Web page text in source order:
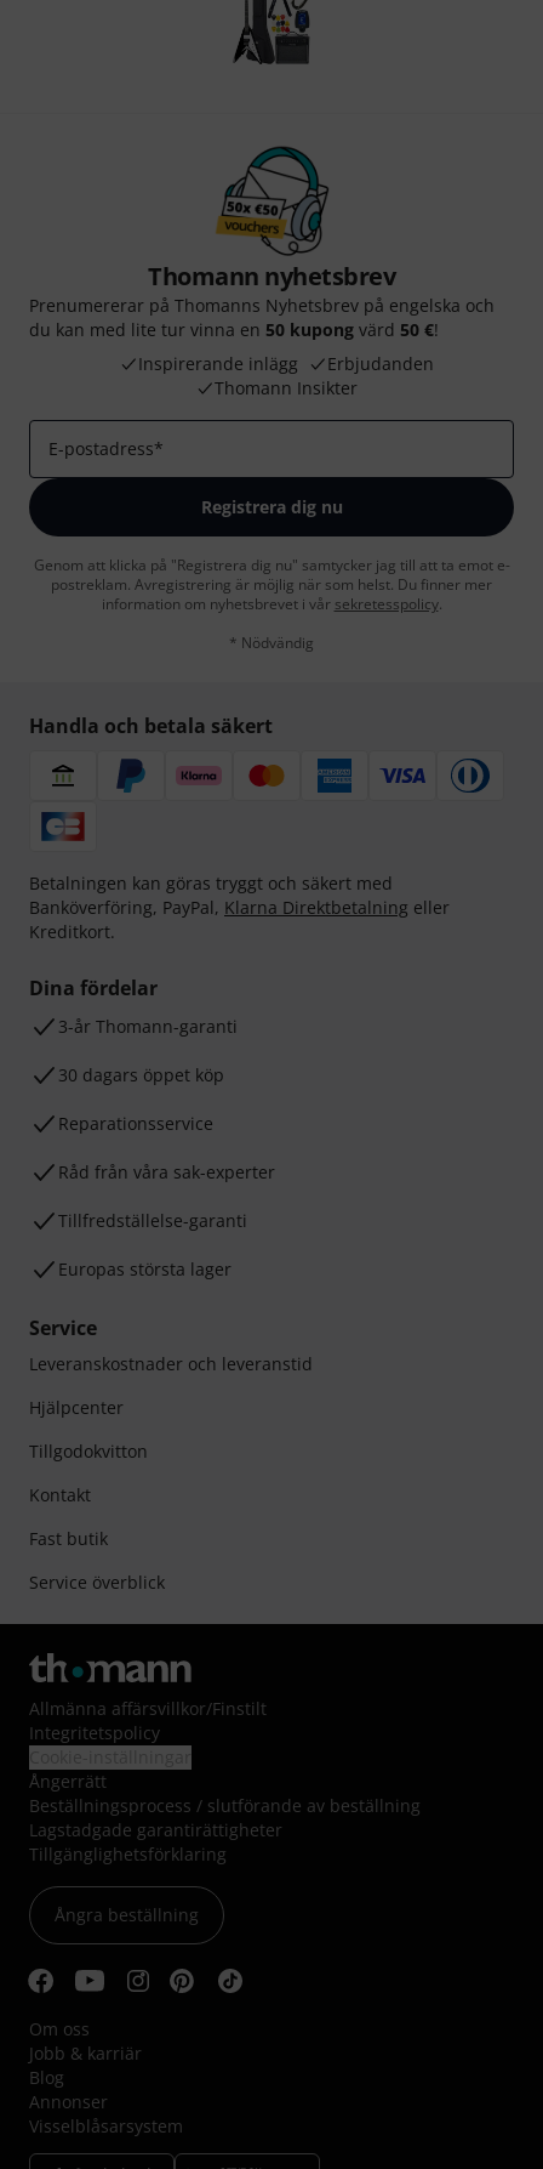
Thomann nyhetsbrev
Prenumererar på Thomanns Nyhetsbrev på engelska och
du kan med lite tur vinna en 50 kupong värd 50 €!
Inspirerande inlägg
Erbjudanden
Thomann Insikter
E-postadress*
Registrera dig nu
Genom att klicka på "Registrera dig nu" samtycker jag till att ta emot e-
postreklam. Avregistrering är möjlig när som helst. Du finner mer
information om nyhetsbrevet i vår sekretesspolicy.
* Nödvändig
Handla och betala säkert
Betalningen kan göras tryggt och säkert med
Banköverföring, PayPal, Klarna Direktbetalning eller
Kreditkort.
Dina fördelar
3-år Thomann-garanti
30 dagars öppet köp
Reparationsservice
Råd från våra sak-experter
Tillfredställelse-garanti
Europas största lager
Service
Leveranskostnader och leveranstid
Hjälpcenter
Tillgodokvitton
Kontakt
Fast butik
Service överblick
Allmänna affärsvillkor/Finstilt
Integritetspolicy
Ångerrätt
Beställningsprocess / slutförande av beställning
Lagstadgade garantirättigheter
Tillgänglighetsförklaring
Ångra beställning
Om oss
Jobb & karriär
Blog
Annonser
Visselblåsarsystem